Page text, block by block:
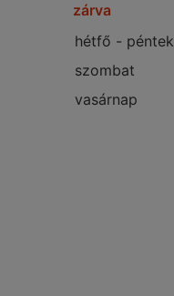
zárva
hétfő - péntek
szombat
vasárnap